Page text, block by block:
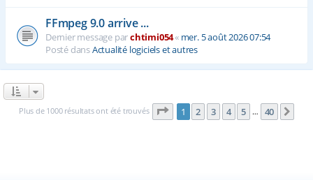
FFmpeg 9.0 arrive ...
Dernier message parchtimi054« mer. 5 août 2026 07:54
Posté dansActualité logiciels et autres
Plus de 1000 résultats ont été trouvés Page 1sur40
1 2 3 4 5 … 40